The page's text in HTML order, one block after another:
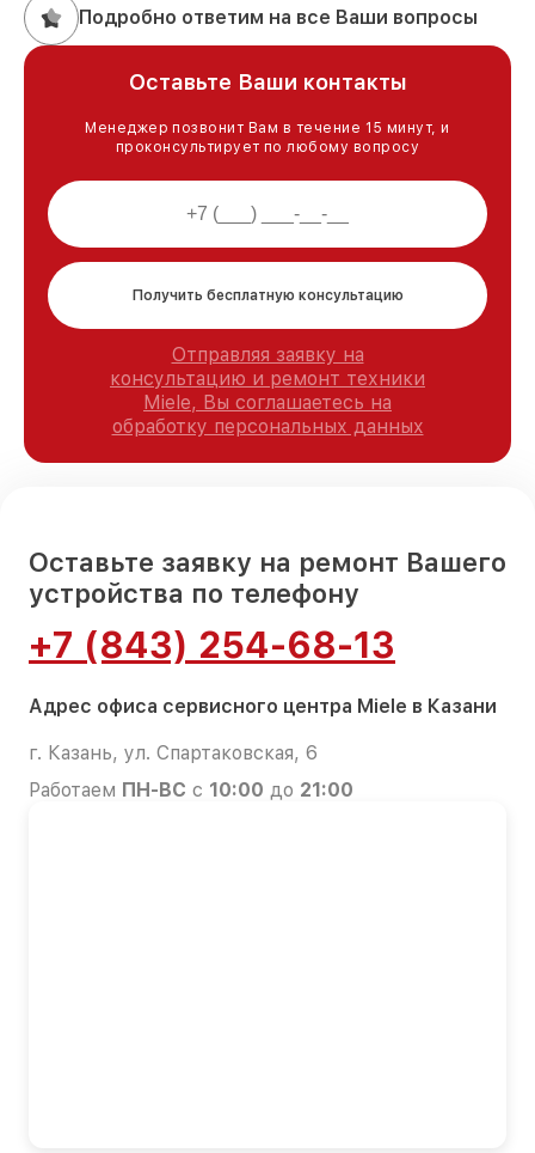
Подробно ответим на все Ваши вопросы
Оставьте Ваши контакты
Менеджер позвонит Вам в течение 15 минут, и
проконсультирует по любому вопросу
Получить бесплатную консультацию
Отправляя заявку на
консультацию и ремонт техники
Miele, Вы соглашаетесь на
обработку персональных данных
Оставьте заявку на ремонт Вашего
устройства по телефону
+7 (843) 254-68-13
Адрес офиса сервисного центра Miele в Казани
г. Казань, ул. Спартаковская, 6
Работаем ПН-ВС с 10:00 до 21:00